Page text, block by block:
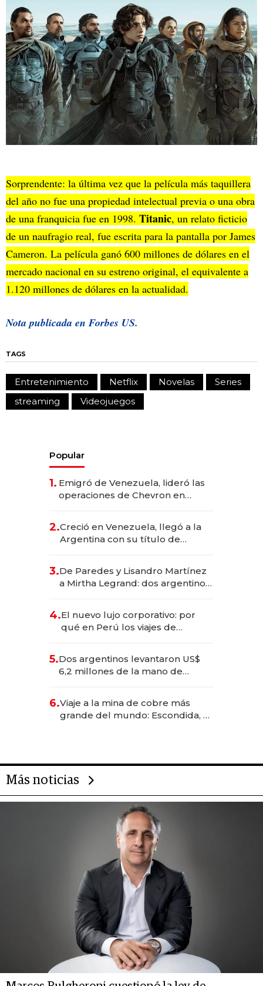
Sorprendente: la última vez que la película más taquillera
del año no fue una propiedad intelectual previa o una obra
de una franquicia fue en 1998. Titanic, un relato ficticio
de un naufragio real, fue escrita para la pantalla por James
Cameron. La película ganó 600 millones de dólares en el
mercado nacional en su estreno original, el equivalente a
1.120 millones de dólares en la actualidad.
Nota publicada en Forbes US.
TAGS
Entretenimiento Netflix Novelas
Series
streaming
Videojuegos
Popular
1. Emigró de Venezuela, lideró las
operaciones de Chevron en
2.Creció en Venezuela, llegó a la
Argentina con su título de
las marcas "fast premium"
3.De Paredes y Lisandro Martínez
a Mirtha Legrand: dos argentinos
4.El nuevo lujo corporativo: por
qué en Perú los viajes de
para convertirse en experiencias
transformadoras
5.Dos argentinos levantaron US$
6,2 millones de la mano de
6.Viaje a la mina de cobre más
grande del mundo: Escondida, el
Más noticias